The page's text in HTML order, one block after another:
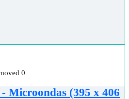
0
Microondas (395 x 406